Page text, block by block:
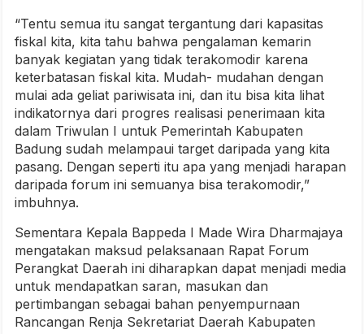
“Tentu semua itu sangat tergantung dari kapasitas
fiskal kita, kita tahu bahwa pengalaman kemarin
banyak kegiatan yang tidak terakomodir karena
keterbatasan fiskal kita. Mudah- mudahan dengan
mulai ada geliat pariwisata ini, dan itu bisa kita lihat
indikatornya dari progres realisasi penerimaan kita
dalam Triwulan I untuk Pemerintah Kabupaten
Badung sudah melampaui target daripada yang kita
pasang. Dengan seperti itu apa yang menjadi harapan
daripada forum ini semuanya bisa terakomodir,”
imbuhnya.
Sementara Kepala Bappeda I Made Wira Dharmajaya
mengatakan maksud pelaksanaan Rapat Forum
Perangkat Daerah ini diharapkan dapat menjadi media
untuk mendapatkan saran, masukan dan
pertimbangan sebagai bahan penyempurnaan
Rancangan Renja Sekretariat Daerah Kabupaten